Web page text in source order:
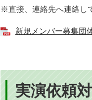
※直接、連絡先へ連絡し
新規メンバー募集団
実演依頼